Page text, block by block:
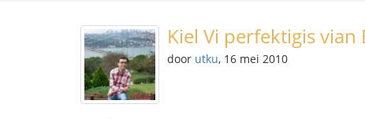
Kiel Vi perfektigis vian
door utku, 16 mei 2010